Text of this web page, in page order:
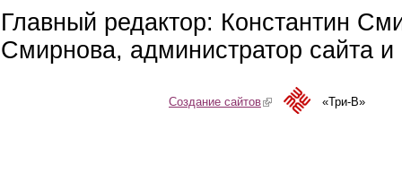
Главный редактор: Константин
Смирнова, администратор сайта
Создание сайтов(link is external)«Три-В»